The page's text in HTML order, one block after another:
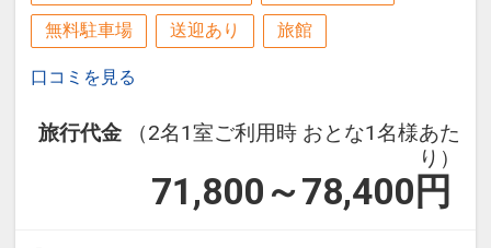
設定期間：2026年4月1日～2027年3月
31日
インターネットコース番号：DP-1-
無料駐車場 送迎あり 旅館
口コミを見る
旅行代金
（2名1室ご利用時 おとな1名様あた
り）
71,800～78,400 円